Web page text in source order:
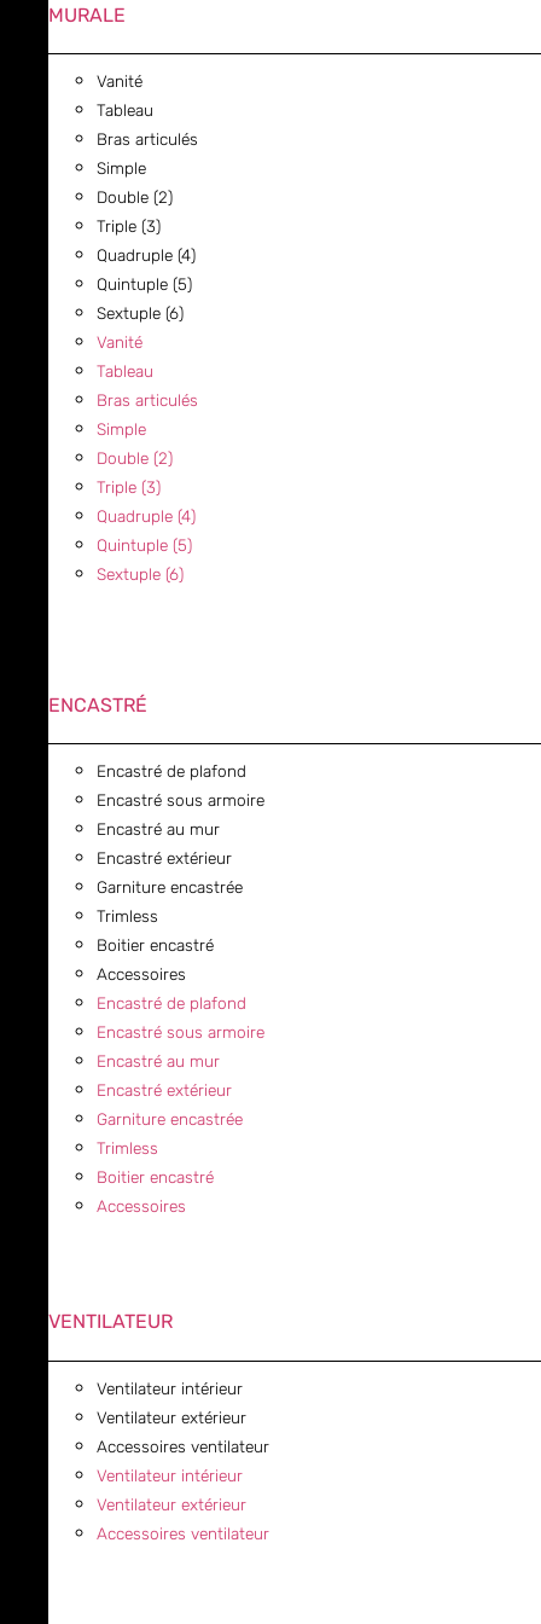
MURALE
Vanité
Tableau
Bras articulés
Simple
Double (2)
Triple (3)
Quadruple (4)
Quintuple (5)
Sextuple (6)
Vanité
Tableau
Bras articulés
Simple
Double (2)
Triple (3)
Quadruple (4)
Quintuple (5)
Sextuple (6)
ENCASTRÉ
Encastré de plafond
Encastré sous armoire
Encastré au mur
Encastré extérieur
Garniture encastrée
Trimless
Boitier encastré
Accessoires
Encastré de plafond
Encastré sous armoire
Encastré au mur
Encastré extérieur
Garniture encastrée
Trimless
Boitier encastré
Accessoires
VENTILATEUR
Ventilateur intérieur
Ventilateur extérieur
Accessoires ventilateur
Ventilateur intérieur
Ventilateur extérieur
Accessoires ventilateur